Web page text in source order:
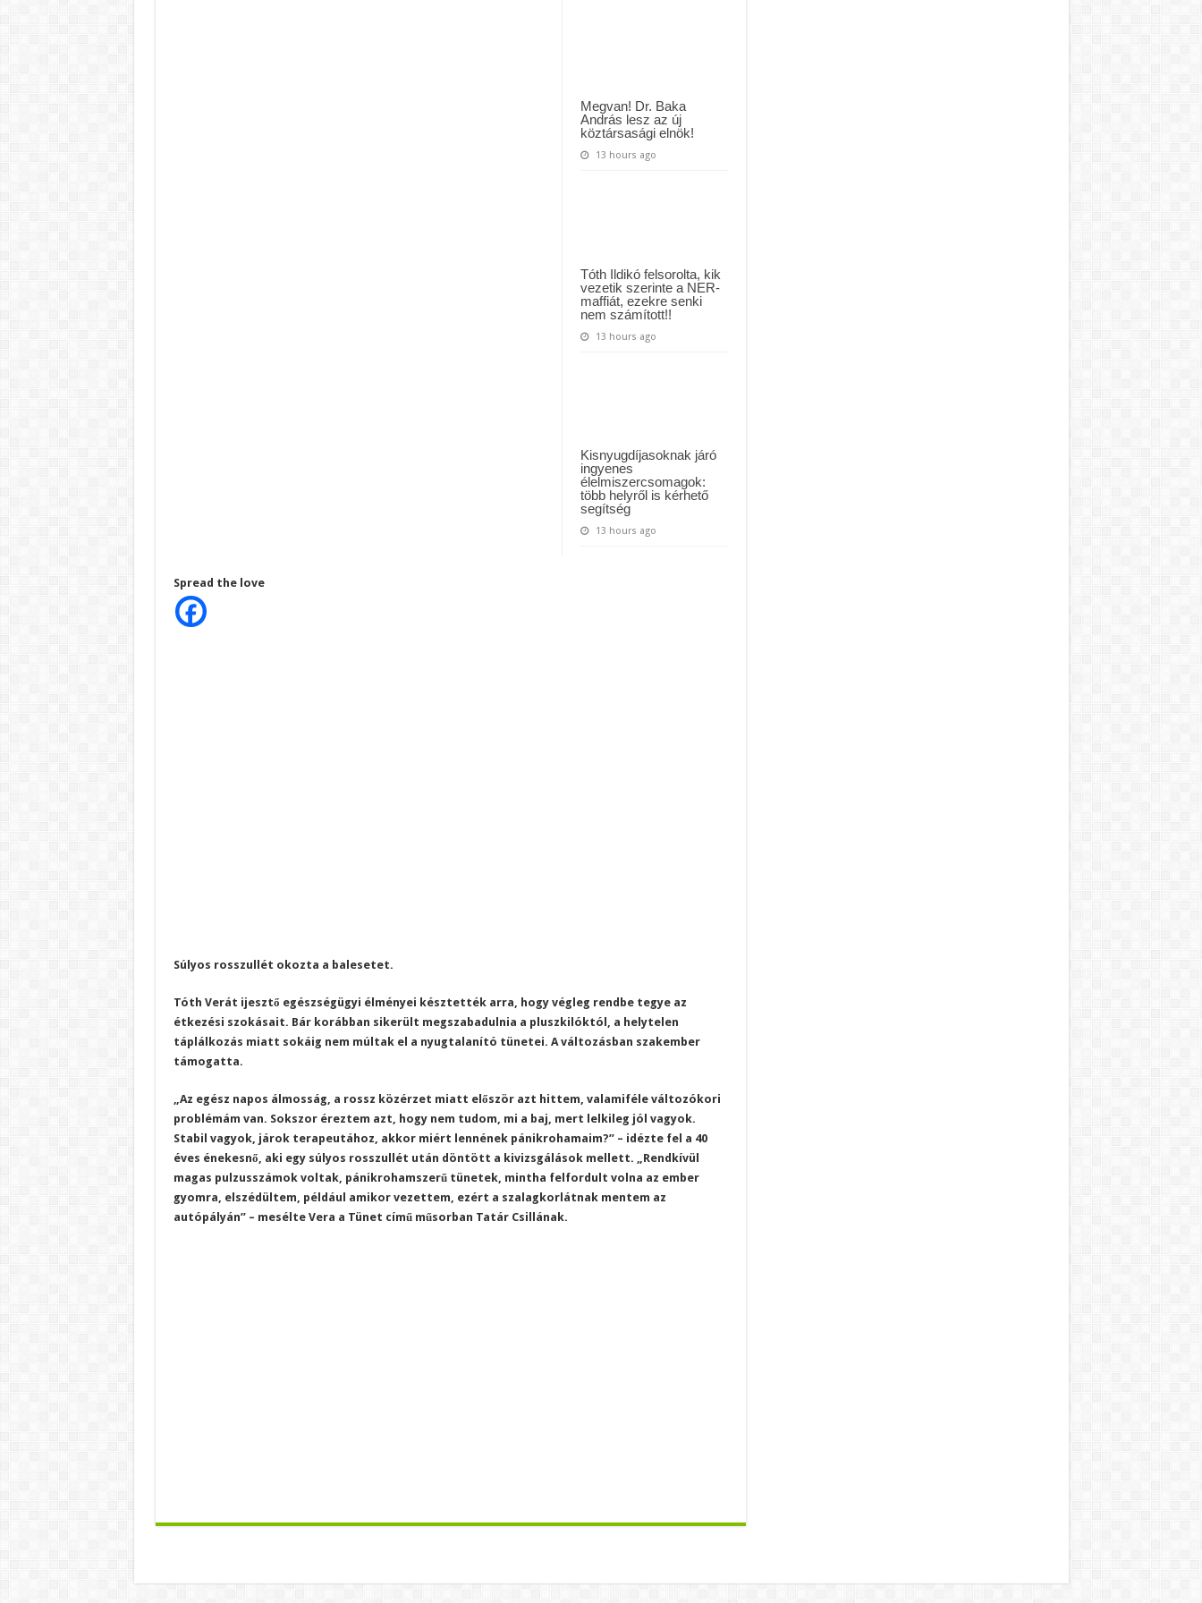
Megvan! Dr. Baka
András lesz az új
köztársasági elnök!
13 hours ago
Tóth Ildikó felsorolta, kik
vezetik szerinte a NER-
maffiát, ezekre senki
nem számított!!
13 hours ago
Kisnyugdíjasoknak járó
ingyenes
élelmiszercsomagok:
több helyről is kérhető
segítség
13 hours ago
Spread the love
Súlyos rosszullét okozta a balesetet.
Tóth Verát ijesztő egészségügyi élményei késztették arra, hogy végleg rendbe tegye az
étkezési szokásait. Bár korábban sikerült megszabadulnia a pluszkilóktól, a helytelen
táplálkozás miatt sokáig nem múltak el a nyugtalanító tünetei. A változásban szakember
támogatta.
„Az egész napos álmosság, a rossz közérzet miatt először azt hittem, valamiféle változókori
problémám van. Sokszor éreztem azt, hogy nem tudom, mi a baj, mert lelkileg jól vagyok.
Stabil vagyok, járok terapeutához, akkor miért lennének pánikrohamaim?” – idézte fel a 40
éves énekesnő, aki egy súlyos rosszullét után döntött a kivizsgálások mellett. „Rendkívül
magas pulzusszámok voltak, pánikrohamszerű tünetek, mintha felfordult volna az ember
gyomra, elszédültem, például amikor vezettem, ezért a szalagkorlátnak mentem az
autópályán” – mesélte Vera a Tünet című műsorban Tatár Csillának.